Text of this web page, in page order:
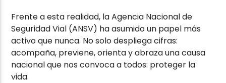
Frente a esta realidad, la Agencia Nacional de
Seguridad Vial (ANSV) ha asumido un papel más
activo que nunca. No solo despliega cifras:
acompaña, previene, orienta y abraza una causa
nacional que nos convoca a todos: proteger la
vida.